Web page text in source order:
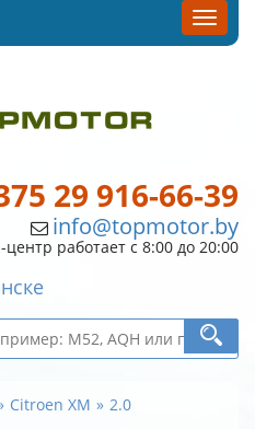
29 916-66-39
info@topmotor.by
центр работает с 8:00 до 20:00
Citroen XM 2.0